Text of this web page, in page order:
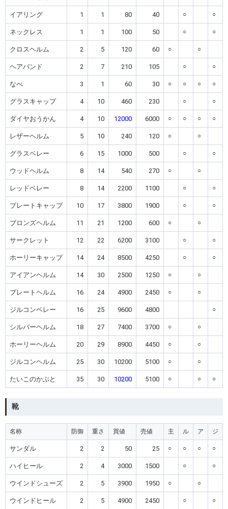
イアリング 1 1 80 40 ○ ○
ネックレス 1 1 100 50 ○ ○
クロスヘルム 2 5 120 60 ○ ○
ヘアバンド 2 7 210 105 ○ ○
なべ 3 1 60 30 ○ ○ ○ ○
グラスキャップ 4 10 460 230 ○ ○
ダイヤおうかん 4 10 12000 6000 ○ ○ ○ ○
レザーヘルム 5 10 240 120 ○ ○
グラスベレー 6 15 1000 500 ○ ○
ウッドヘルム 8 14 540 270 ○ ○
レッドベレー 8 14 2200 1100 ○ ○
プレートキャップ 10 17 3800 1900 ○ ○
ブロンズヘルム 11 21 1200 600 ○ ○
サークレット 12 22 6200 3100 ○ ○
ホーリーキャップ 14 24 8500 4250 ○ ○
アイアンヘルム 14 30 2500 1250 ○ ○
プレートヘルム 16 24 4900 2450 ○ ○
ジルコンベレー 16 25 9600 4800 ○
シルバーヘルム 18 27 7400 3700 ○ ○
ホーリーヘルム 20 29 8900 4450 ○ ○
ジルコンヘルム 25 30 10200 5100 ○ ○
たいこのかぶと 35 30 10200 5100 ○ ○ ○
靴
名称 防御 重さ 買値 売値 主 ル ア ジ
サンダル 2 2 50 25 ○ ○ ○ ○
ハイヒール 2 4 3000 1500 ○ ○
ウインドシューズ 2 5 3900 1950 ○ ○
ウインドヒール 2 5 4900 2450 ○ ○